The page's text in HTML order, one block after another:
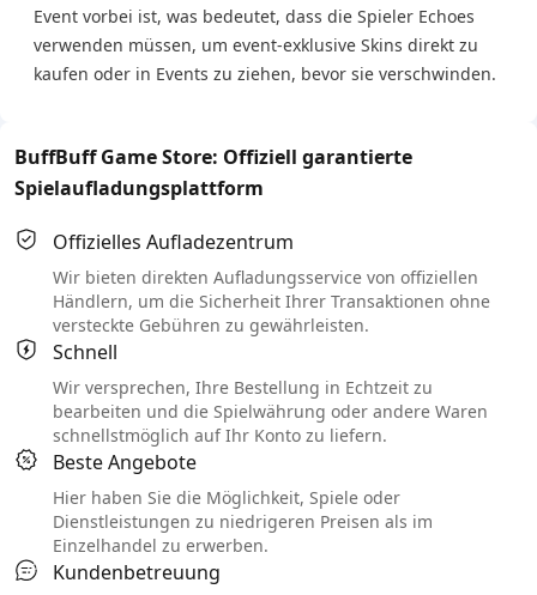
Event vorbei ist, was bedeutet, dass die Spieler Echoes
verwenden müssen, um event-exklusive Skins direkt zu
kaufen oder in Events zu ziehen, bevor sie verschwinden.
BuffBuff Game Store: Offiziell garantierte
Spielaufladungsplattform
Offizielles Aufladezentrum
Wir bieten direkten Aufladungsservice von offiziellen
Händlern, um die Sicherheit Ihrer Transaktionen ohne
versteckte Gebühren zu gewährleisten.
Schnell
Wir versprechen, Ihre Bestellung in Echtzeit zu
bearbeiten und die Spielwährung oder andere Waren
schnellstmöglich auf Ihr Konto zu liefern.
Beste Angebote
Hier haben Sie die Möglichkeit, Spiele oder
Dienstleistungen zu niedrigeren Preisen als im
Einzelhandel zu erwerben.
Kundenbetreuung